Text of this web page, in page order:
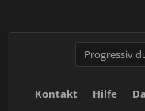
Progressiv
Kontakt Hilfe